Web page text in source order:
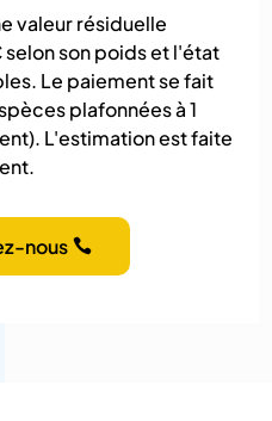
valeur résiduelle
son poids et l'état
Le paiement se fait
plafonnées à 1
L'estimation est faite
nous